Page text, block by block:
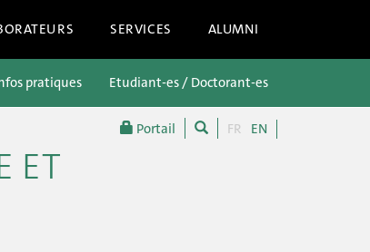
SERVICES ALUMNI
Portail FR EN
pratiques Etudiant-es / Doctorant-es
ET